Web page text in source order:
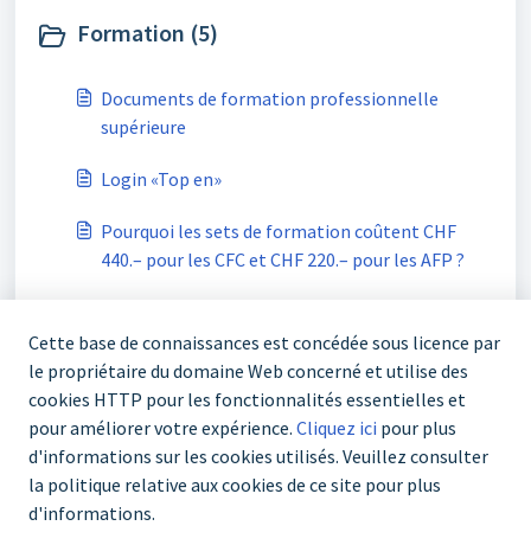
Formation (5)
Documents de formation professionnelle
supérieure
Login «Top en»
Pourquoi les sets de formation coûtent CHF
440.– pour les CFC et CHF 220.– pour les AFP ?
Cette base de connaissances est concédée sous licence par
le propriétaire du domaine Web concerné et utilise des
cookies HTTP pour les fonctionnalités essentielles et
pour améliorer votre expérience. Cliquez ici pour plus
d'informations sur les cookies utilisés. Veuillez consulter
la politique relative aux cookies de ce site pour plus
d'informations.